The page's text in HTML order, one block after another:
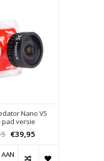
Nano V5
pad versie
€39,95